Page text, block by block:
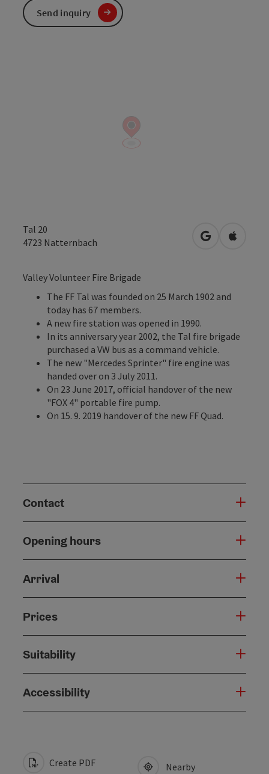
Tal 20
4723 Natternbach open inOpen in
Valley Volunteer Fire Brigade
The FF Tal was founded on 25 March 1902 and
today has 67 members.
A new fire station was opened in 1990.
In its anniversary year 2002, the Tal fire brigade
purchased a VW bus as a command vehicle.
The new "Mercedes Sprinter" fire engine was
handed over on 3 July 2011.
On 23 June 2017, official handover of the new
"FOX 4" portable fire pump.
On 15. 9. 2019 handover of the new FF Quad.
Contact
Opening hours
Arrival
Prices
Suitability
Accessibility
Send inquiry
Create PDF Nearby